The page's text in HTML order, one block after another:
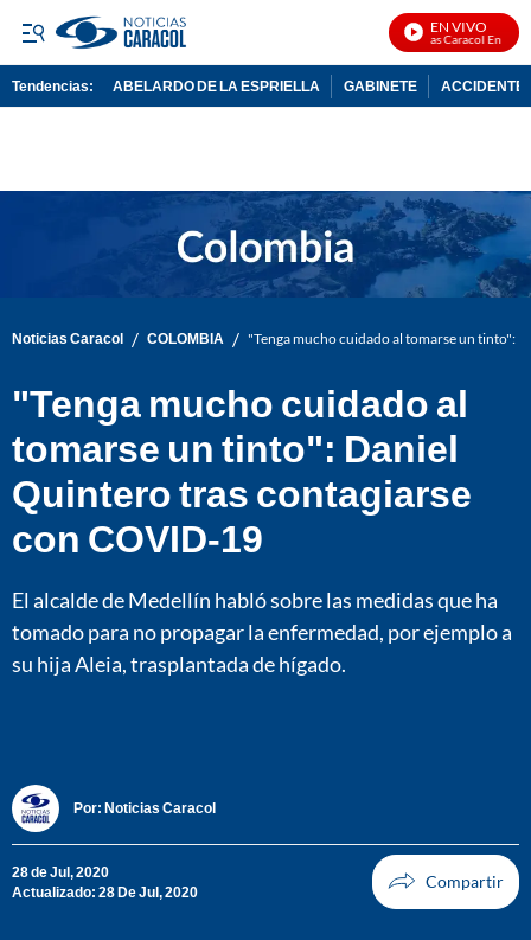
EN VIVO
Noticias Caracol En Vivo
Tendencias: ABELARDO DE LA ESPRIELLA GABINETE ACCIDENTE
Noticias Caracol / COLOMBIA / "Tenga mucho cuidado al tomarse un tinto":
"Tenga mucho cuidado al
tomarse un tinto": Daniel
Quintero tras contagiarse
con COVID-19
El alcalde de Medellín habló sobre las medidas que ha
tomado para no propagar la enfermedad, por ejemplo a
su hija Aleia, trasplantada de hígado.
Por: Noticias Caracol
28 de Jul, 2020
Actualizado: 28 De Jul, 2020